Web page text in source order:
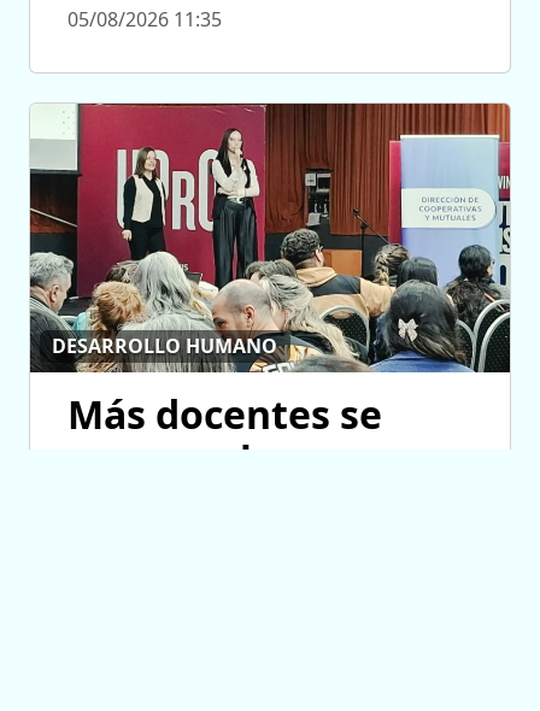
05/08/2026 11:35
DESARROLLO HUMANO
Más docentes se
suman a la